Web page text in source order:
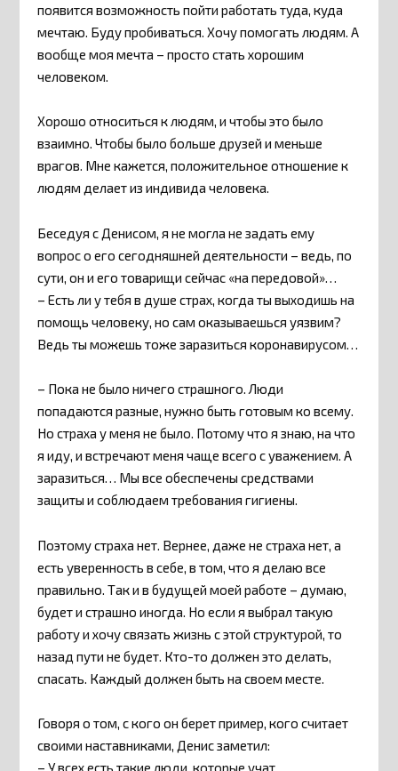
появится возможность пойти работать туда, куда
мечтаю. Буду пробиваться. Хочу помогать людям. А
вообще моя мечта – просто стать хорошим
человеком.
Хорошо относиться к людям, и чтобы это было
взаимно. Чтобы было больше друзей и меньше
врагов. Мне кажется, положительное отношение к
людям делает из индивида человека.
Беседуя с Денисом, я не могла не задать ему
вопрос о его сегодняшней деятельности – ведь, по
сути, он и его товарищи сейчас «на передовой»…
– Есть ли у тебя в душе страх, когда ты выходишь на
помощь человеку, но сам оказываешься уязвим?
Ведь ты можешь тоже заразиться коронавирусом…
– Пока не было ничего страшного. Люди
попадаются разные, нужно быть готовым ко всему.
Но страха у меня не было. Потому что я знаю, на что
я иду, и встречают меня чаще всего с уважением. А
заразиться… Мы все обеспечены средствами
защиты и соблюдаем требования гигиены.
Поэтому страха нет. Вернее, даже не страха нет, а
есть уверенность в себе, в том, что я делаю все
правильно. Так и в будущей моей работе – думаю,
будет и страшно иногда. Но если я выбрал такую
работу и хочу связать жизнь с этой структурой, то
назад пути не будет. Кто-то должен это делать,
спасать. Каждый должен быть на своем месте.
Говоря о том, с кого он берет пример, кого считает
своими наставниками, Денис заметил:
– У всех есть такие люди, которые учат,